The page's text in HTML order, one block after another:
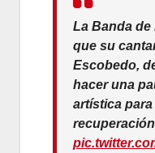
La Banda
que su
Escobedo,
hacer una
artística